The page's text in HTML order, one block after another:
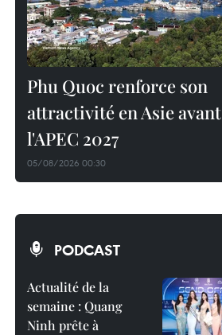
Phu Quoc renforce son
attractivité en Asie avant
l'APEC 2027
05/08/2026 00:30
PODCAST
Actualité de la
semaine : Quang
Ninh prête à